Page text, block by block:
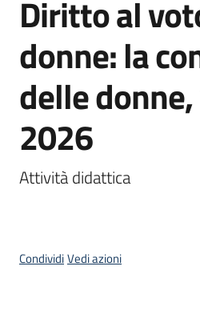
Servizi
Leggi
Atti
Bandi
Piani
Programmi
Progetti
Diritto al
donne: la
delle
2026
Attività didattica
CondividiVedi azioni